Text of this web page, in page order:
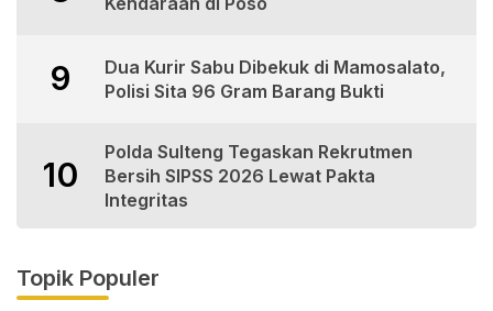
9
Dua Kurir Sabu Dibekuk di Mamosalato,
Polisi Sita 96 Gram Barang Bukti
10
Polda Sulteng Tegaskan Rekrutmen
Bersih SIPSS 2026 Lewat Pakta
Integritas
Topik Populer